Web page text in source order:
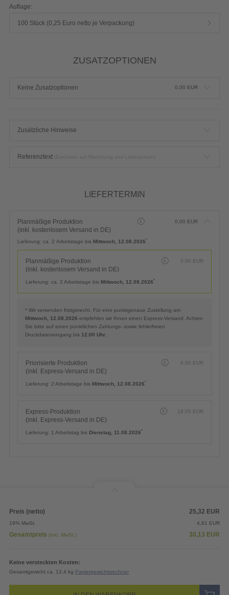
Auflage:
100 Stück (0,25 Euro netto je Verpackung)
ZUSATZOPTIONEN
Keine Zusatzoptionen 0,00 EUR
Zusätzliche Hinweise
Referenztext
LIEFERTERMIN
Planmäßige Produktion
(inkl. kostenlosem Versand in DE)
0,00 EUR
Lieferung: ca. 2 Arbeitstage bis Mittwoch, 12.08.2026*
Planmäßige Produktion
(inkl. kostenlosem Versand in DE)
0,00 EUR
Lieferung: ca. 2 Arbeitstage bis Mittwoch, 12.08.2026*
* Wir versenden fristgerecht. Für eine punktgenaue Zustellung am
Mittwoch, 12.08.2026 empfehlen wir Ihnen einen Express-Versand. Achten
Sie bitte auf einen pünktlichen Zahlungs- sowie fehlerfreien
Druckdateneingang bis 12:00 Uhr
Priorisierte Produktion
(inkl. Express-Versand in DE)
6,50 EUR
Lieferung: 2 Arbeitstage bis Mittwoch, 12.08.2026*
Express-Produktion
(inkl. Express-Versand in DE)
18,05 EUR
Lieferung: 1 Arbeitstag bis Dienstag, 11.08.2026*
Preis (netto) 25,32 EUR
19% MwSt. 4,81 EUR
Gesamtpreis (inkl. MwSt.) 30,13 EUR
Keine versteckten Kosten:
Gesamtgewicht ca. 12,4 kg Papiergewichtsrechner